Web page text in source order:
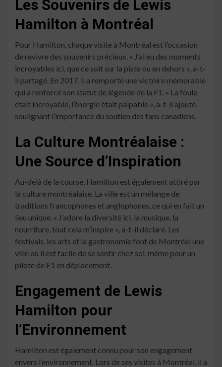
Les Souvenirs de Lewis
Hamilton à Montréal
Pour Hamilton, chaque visite à Montréal est l’occasion
de revivre des souvenirs précieux. « J’ai eu des moments
incroyables ici, que ce soit sur la piste ou en dehors », a-t-
il partagé. En 2017, il a remporté une victoire mémorable
qui a renforcé son statut de légende de la F1. « La foule
était incroyable, l’énergie était palpable », a-t-il ajouté,
soulignant l’importance du soutien des fans canadiens.
La Culture Montréalaise :
Une Source d’Inspiration
Au-delà de la course, Hamilton est également attiré par
la culture montréalaise. La ville est un mélange de
traditions francophones et anglophones, ce qui en fait un
lieu unique. « J’adore la diversité ici, la musique, la
nourriture, tout cela m’inspire », a-t-il déclaré. Les
festivals, les arts et la gastronomie font de Montréal une
ville où il est facile de se sentir chez soi, même pour un
pilote de F1 en déplacement.
Engagement de Lewis
Hamilton pour
l’Environnement
Hamilton est également connu pour son engagement
envers l’environnement. Lors de ses visites à Montréal, il a